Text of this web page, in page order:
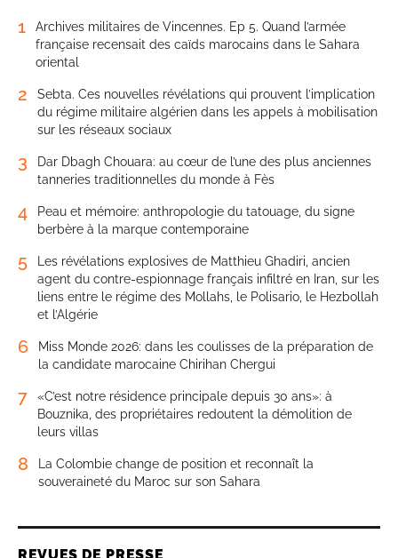
1
Archives militaires de Vincennes. Ep 5. Quand l’armée
française recensait des caïds marocains dans le Sahara
oriental
2
Sebta. Ces nouvelles révélations qui prouvent l’implication
du régime militaire algérien dans les appels à mobilisation
sur les réseaux sociaux
3
Dar Dbagh Chouara: au cœur de l’une des plus anciennes
tanneries traditionnelles du monde à Fès
4
Peau et mémoire: anthropologie du tatouage, du signe
berbère à la marque contemporaine
5
Les révélations explosives de Matthieu Ghadiri, ancien
agent du contre-espionnage français infiltré en Iran, sur les
liens entre le régime des Mollahs, le Polisario, le Hezbollah
et l’Algérie
6
Miss Monde 2026: dans les coulisses de la préparation de
la candidate marocaine Chirihan Chergui
7
«C’est notre résidence principale depuis 30 ans»: à
Bouznika, des propriétaires redoutent la démolition de
leurs villas
8
La Colombie change de position et reconnaît la
souveraineté du Maroc sur son Sahara